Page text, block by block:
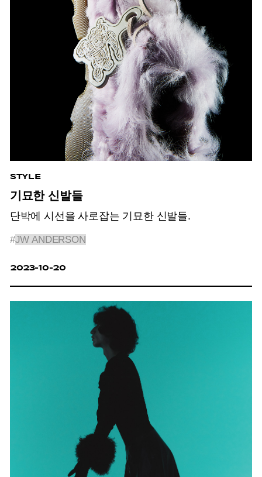
STYLE
기묘한 신발들
단박에 시선을 사로잡는 기묘한 신발들.
#JW ANDERSON
2023-10-20